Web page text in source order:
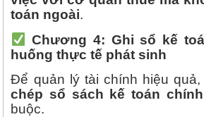
toán ngoài.
Chương 4: Ghi sổ kế
huống thực tế phát sinh
Để quản lý tài chính hiệu quả,
chép sổ sách kế toán
buộc.